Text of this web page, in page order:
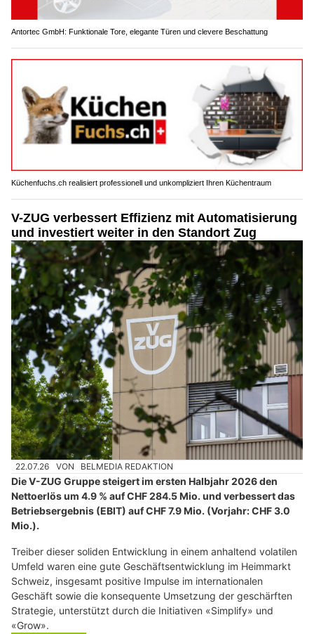
Antortec GmbH: Funktionale Tore, elegante Türen und clevere Beschattung
Küchenfuchs.ch realisiert professionell und unkompliziert Ihren Küchentraum
V-ZUG verbessert Effizienz mit Automatisierung
und investiert weiter in den Standort Zug
22.07.26 VON BELMEDIA REDAKTION
Die V-ZUG Gruppe steigert im ersten Halbjahr 2026 den
Nettoerlös um 4.9 % auf CHF 284.5 Mio. und verbessert das
Betriebsergebnis (EBIT) auf CHF 7.9 Mio. (Vorjahr: CHF 3.0
Mio.).
Treiber dieser soliden Entwicklung in einem anhaltend volatilen
Umfeld waren eine gute Geschäftsentwicklung im Heimmarkt
Schweiz, insgesamt positive Impulse im internationalen
Geschäft sowie die konsequente Umsetzung der geschärften
Strategie, unterstützt durch die Initiativen «Simplify» und
«Grow».